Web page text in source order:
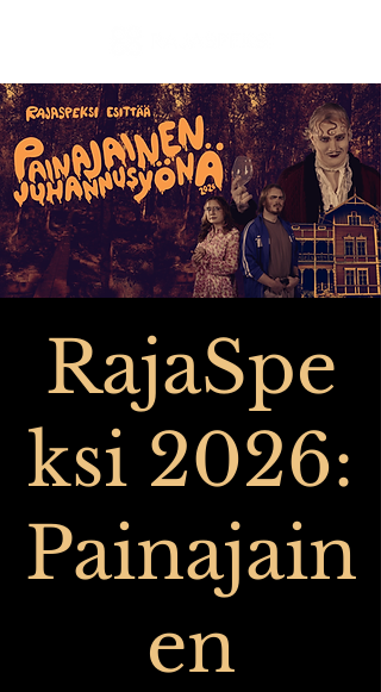
RajaSpe
ksi 2026:
Painajain
en